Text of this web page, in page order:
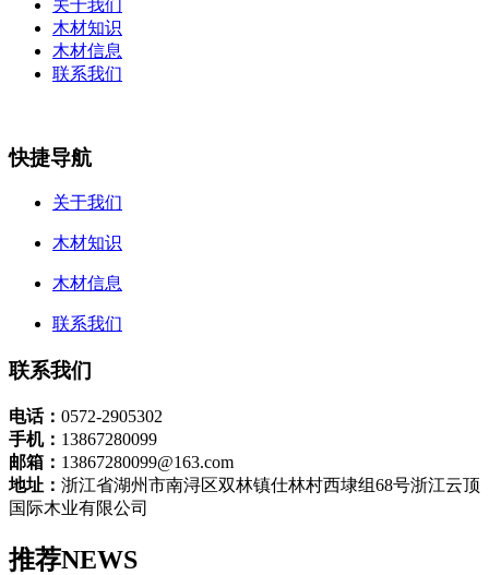
关于我们
木材知识
木材信息
联系我们
快捷导航
关于我们
木材知识
木材信息
联系我们
联系我们
电话： 0572-2905302
手机： 13867280099
邮箱： 13867280099@163.com
地址： 浙江省湖州市南浔区双林镇仕林村西埭组68号浙江云顶
国际木业有限公司
推荐NEWS